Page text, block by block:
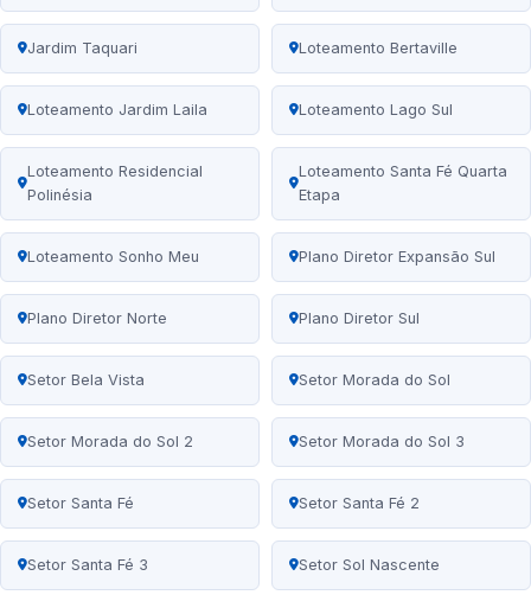
Jardim Taquari Loteamento Bertaville
Loteamento Jardim Laila Loteamento Lago Sul
Loteamento Residencial
Polinésia
Loteamento Santa Fé Quarta
Etapa
Loteamento Sonho Meu Plano Diretor Expansão Sul
Plano Diretor Norte Plano Diretor Sul
Setor Bela Vista Setor Morada do Sol
Setor Morada do Sol 2 Setor Morada do Sol 3
Setor Santa Fé Setor Santa Fé 2
Setor Santa Fé 3 Setor Sol Nascente